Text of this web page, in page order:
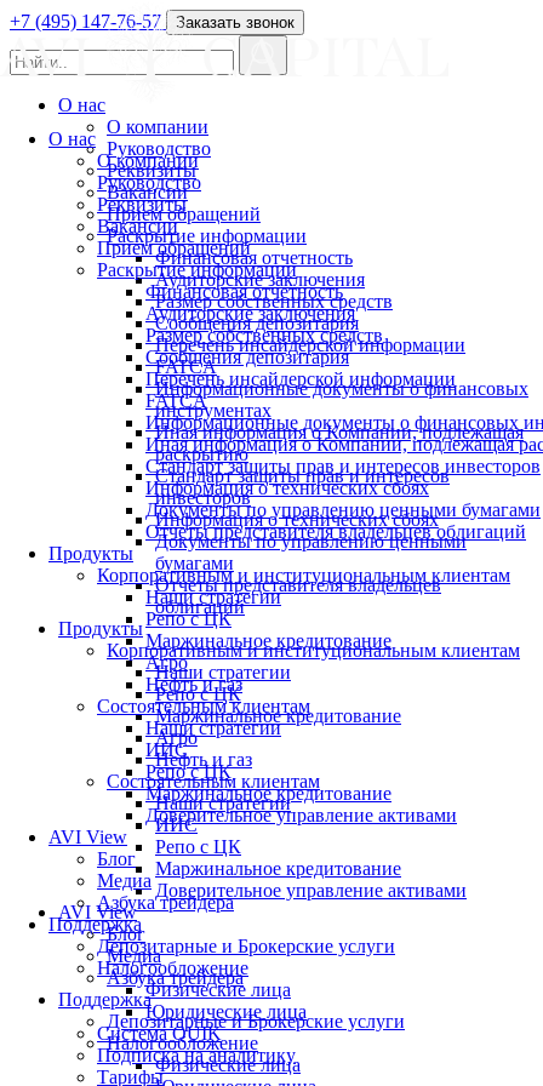
О нас
О компании
Руководство
Реквизиты
Вакансии
Прием обращений
Раскрытие информации
Финансовая отчетность
Аудиторские заключения
Размер собственных средств
Сообщения депозитария
Перечень инсайдерской информации
FATCA
Информационные документы о финансовых
Иная информация о Компании, подлежащая
Стандарт защиты прав и интересов инвесторов
Информация о технических сбоях
Документы по управлению ценными бумагами
Отчеты представителя владельцев облигаций
Продукты
Корпоративным и институциональным клиентам
Наши стратегии
Репо с ЦК
Маржинальное кредитование
Агро
Нефть и газ
Состоятельным клиентам
Наши стратегии
ИИС
Репо с ЦК
Маржинальное кредитование
Доверительное управление активами
AVI View
Блог
Медиа
Азбука трейдера
Поддержка
Депозитарные и Брокерские услуги
Налогообложение
Физические лица
Юридические лица
Система QUIK
Подписка на аналитику
Тарифы
+7 (495) 147-76-57 Заказать звонок
О нас
О компании
Руководство
Реквизиты
Вакансии
Прием обращений
Раскрытие информации
Финансовая отчетность
Аудиторские заключения
Размер собственных средств
Сообщения депозитария
Перечень инсайдерской информации
FATCA
Информационные документы о финансовых
инструментах
Иная информация о Компании, подлежащая
раскрытию
Стандарт защиты прав и интересов
инвесторов
Информация о технических сбоях
Документы по управлению ценными
бумагами
Отчеты представителя владельцев
облигаций
Продукты
Корпоративным и институциональным клиентам
Наши стратегии
Репо с ЦК
Маржинальное кредитование
Агро
Нефть и газ
Состоятельным клиентам
Наши стратегии
ИИС
Репо с ЦК
Маржинальное кредитование
Доверительное управление активами
AVI View
Блог
Медиа
Азбука трейдера
Поддержка
Депозитарные и Брокерские услуги
Налогообложение
Физические лица